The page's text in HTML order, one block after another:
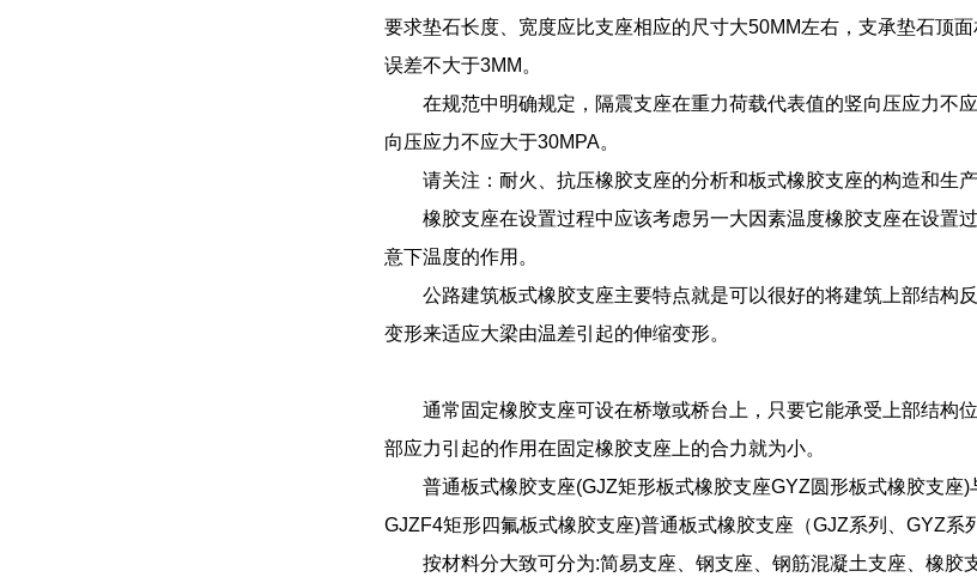
要求垫石长度、宽度应比支座相应的尺寸大50MM左右，支承垫石顶
误差不大于3MM。
在规范中明确规定，隔震支座在重力荷载代表值的竖向压应力不
向压应力不应大于30MPA。
请关注：耐火、抗压橡胶支座的分析和板式橡胶支座的构造和生
橡胶支座在设置过程中应该考虑另一大因素温度橡胶支座在设置
意下温度的作用。
公路建筑板式橡胶支座主要特点就是可以很好的将建筑上部结构
变形来适应大梁由温差引起的伸缩变形。
通常固定橡胶支座可设在桥墩或桥台上，只要它能承受上部结构
部应力引起的作用在固定橡胶支座上的合力就为小。
普通板式橡胶支座(GJZ矩形板式橡胶支座GYZ圆形板式橡胶支座
GJZF4矩形四氟板式橡胶支座)普通板式橡胶支座（GJZ系列、GYZ系
按材料分大致可分为:简易支座、钢支座、钢筋混凝土支座、橡